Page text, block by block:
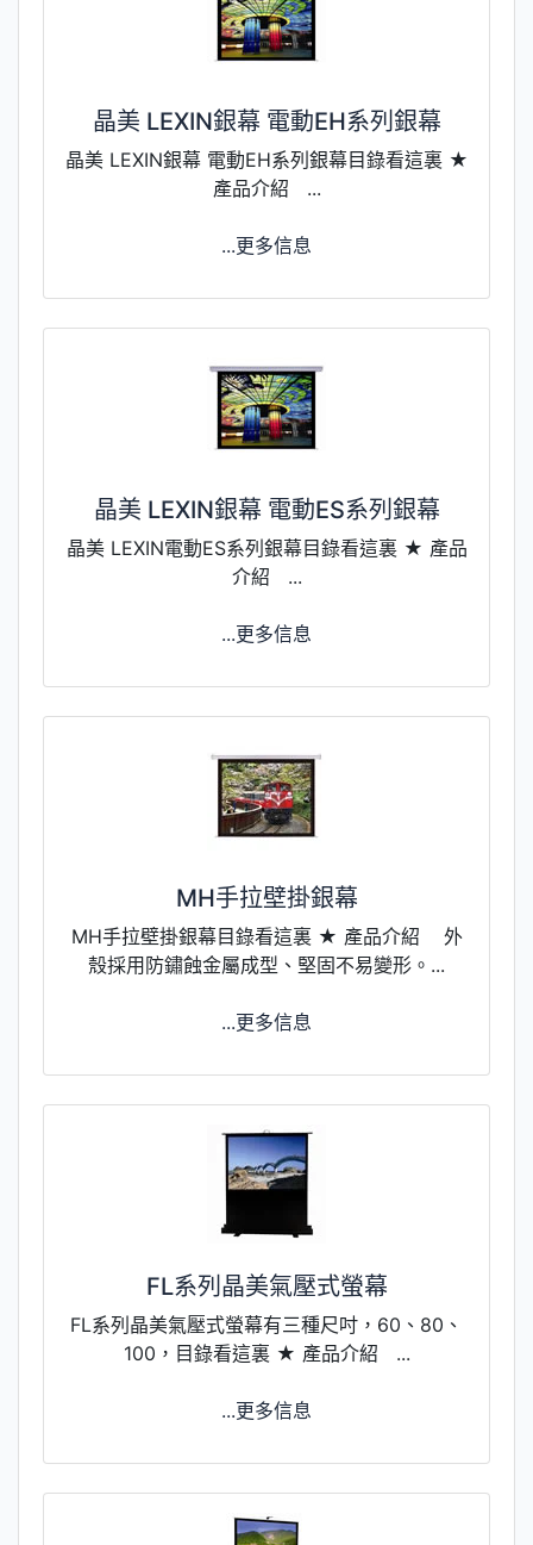
晶美 LEXIN銀幕 電動EH系列銀幕
晶美 LEXIN銀幕 電動EH系列銀幕目錄看這裏 ★
產品介紹 ...
...更多信息
晶美 LEXIN銀幕 電動ES系列銀幕
晶美 LEXIN電動ES系列銀幕目錄看這裏 ★ 產品
介紹 ...
...更多信息
MH手拉壁掛銀幕
MH手拉壁掛銀幕目錄看這裏 ★ 產品介紹 外
殼採用防鏽蝕金屬成型、堅固不易變形。...
...更多信息
FL系列晶美氣壓式螢幕
FL系列晶美氣壓式螢幕有三種尺吋，60、80、
100，目錄看這裏 ★ 產品介紹 ...
...更多信息